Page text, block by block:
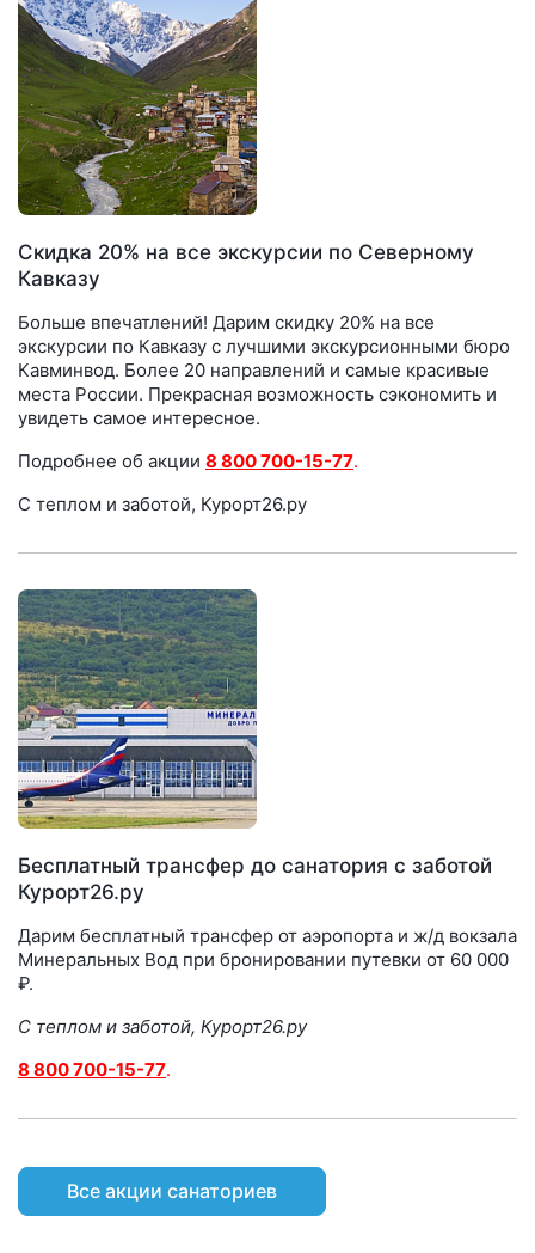
Скидка 20% на все экскурсии по Северному
Кавказу
Больше впечатлений! Дарим скидку 20% на все
экскурсии по Кавказу с лучшими экскурсионными бюро
Кавминвод. Более 20 направлений и самые красивые
места России. Прекрасная возможность сэкономить и
увидеть самое интересное.
Подробнее об акции 8 800 700-15-77.
С теплом и заботой, Курорт26.ру
Бесплатный трансфер до санатория с заботой
Курорт26.ру
Дарим бесплатный трансфер от аэропорта и ж/д вокзала
Минеральных Вод при бронировании путевки от 60 000
₽.
С теплом и заботой, Курорт26.ру
8 800 700-15-77.
Все акции санаториев